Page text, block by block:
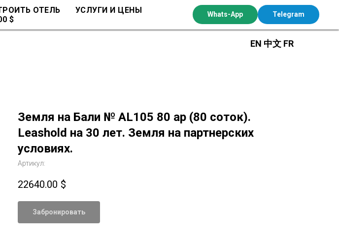
ОТЕЛЬ
УСЛУГИ И ЦЕНЫ
$
Whats-App Telegram
EN 中文 FR
Земля на Бали № AL105 80 ар (80 соток).
Leashold на 30 лет. Земля на партнерских
условиях.
Артикул:
22640.00 $
Забронировать